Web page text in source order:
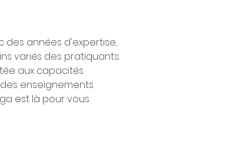
des années d'expertise,
variés des pratiquants.
aux capacités
enseignements
est là pour vous